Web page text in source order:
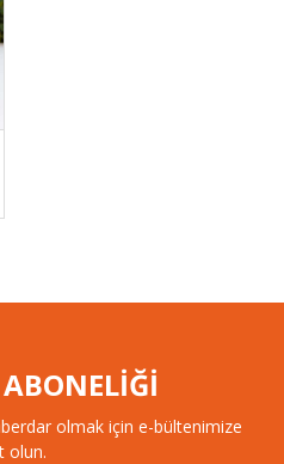
olmak için e-bültenimize
olun.